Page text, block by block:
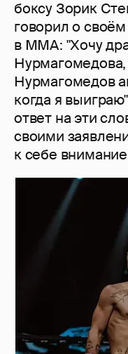
боксу Зорик
говорил о
в ММА: "Хочу
Нурмагомедов
когда я
ответ на эти
своими
к себе